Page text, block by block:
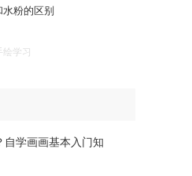
水粉的区别
绘学习
自学画画基本入门知